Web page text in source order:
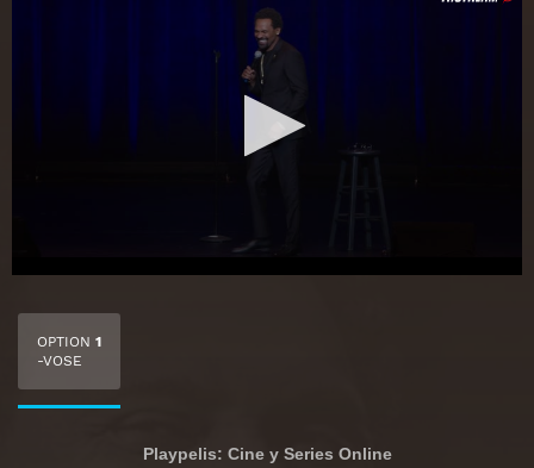
OPTION 1
-VOSE
Playpelis: Cine y Series Online